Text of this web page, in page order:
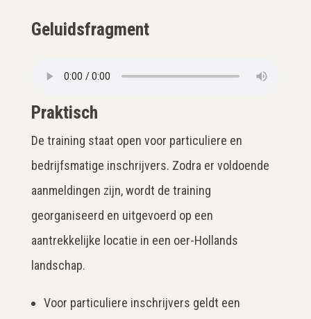
Geluidsfragment
Praktisch
De training staat open voor particuliere en
bedrijfsmatige inschrijvers. Zodra er voldoende
aanmeldingen zijn, wordt de training
georganiseerd en uitgevoerd op een
aantrekkelijke locatie in een oer-Hollands
landschap.
Voor particuliere inschrijvers geldt een